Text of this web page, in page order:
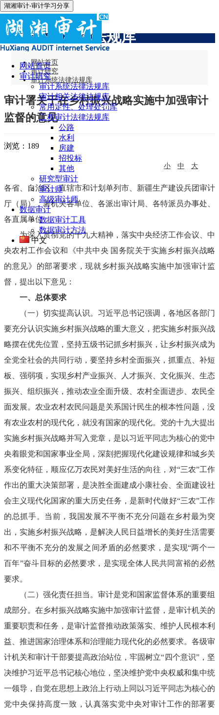
湖湘审计-审计学习分享
网站首页
审计研究
审计系统法律法规库
审计相关法律法规库
常用定性、处理处罚库
工程审计法律法规库
公路
水利
房建
招投标
其他
研究型审计
审计师
高级审计师
数据审计
数据审计工具
数据审计方法
中文
审计系统法律法规库
网站首页
审计研究
审计系统法律法规库
审计署关于在乡村振兴战略实施中加强审计
监督的意见
浏览： 189
小 中 大
各省、自治区、直辖市和计划单列市、新疆生产建设兵团审计
厅（局），署机关各单位、各派出审计局、各特派员办事处、
各直属单位：
为深入贯彻党的十九大精神，落实中央经济工作会议、中
央农村工作会议和《中共中央 国务院关于实施乡村振兴战略
的意见》的部署要求，现就乡村振兴战略实施中加强审计监
督，提出以下意见：
一、总体要求
（一）切实提高认识。习近平总书记强调，各地区各部门
要充分认识实施乡村振兴战略的重大意义，把实施乡村振兴战
略摆在优先位置，坚持五级书记抓乡村振兴，让乡村振兴成为
全党全社会的共同行动，要坚持乡村全面振兴，抓重点、补短
板、强弱项，实现乡村产业振兴、人才振兴、文化振兴、生态
振兴、组织振兴，推动农业全面升级、农村全面进步、农民全
面发展。农业农村农民问题是关系国计民生的根本性问题，没
有农业农村的现代化，就没有国家的现代化。党的十九大提出
实施乡村振兴战略并写入党章，是以习近平同志为核心的党中
央着眼党和国家事业全局，深刻把握现代化建设规律和城乡关
系变化特征，顺应亿万农民对美好生活的向往，对“三农”工作
作出的重大决策部署，是决胜全面建成小康社会、全面建设社
会主义现代化国家的重大历史任务，是新时代做好“三农”工作
的总抓手。当前，我国发展不平衡不充分问题在乡村最为突
出，实施乡村振兴战略，是解决人民日益增长的美好生活需要
和不平衡不充分的发展之间矛盾的必然要求，是实现“两个一
百年”奋斗目标的必然要求，是实现全体人民共同富裕的必然
要求。
（二）强化责任担当。审计是党和国家监督体系的重要组
成部分。在乡村振兴战略实施中加强审计监督，是审计机关的
重要职责和任务，是审计监督推动政策落实、维护人民根本利
益、推进国家治理体系和治理能力现代化的必然要求。各级审
计机关和审计干部要提高政治站位，牢固树立“四个意识”，坚
决维护习近平总书记核心地位，坚决维护党中央权威和集中统
一领导，自觉在思想上政治上行动上同以习近平同志为核心的
党中央保持高度一致，认真落实党中央对审计工作的部署要